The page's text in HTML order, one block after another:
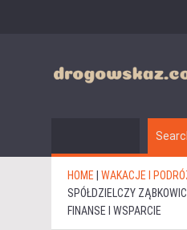
HOME WAKACJE I
SPÓŁDZIELCZY
FINANSE I WSPARCIE